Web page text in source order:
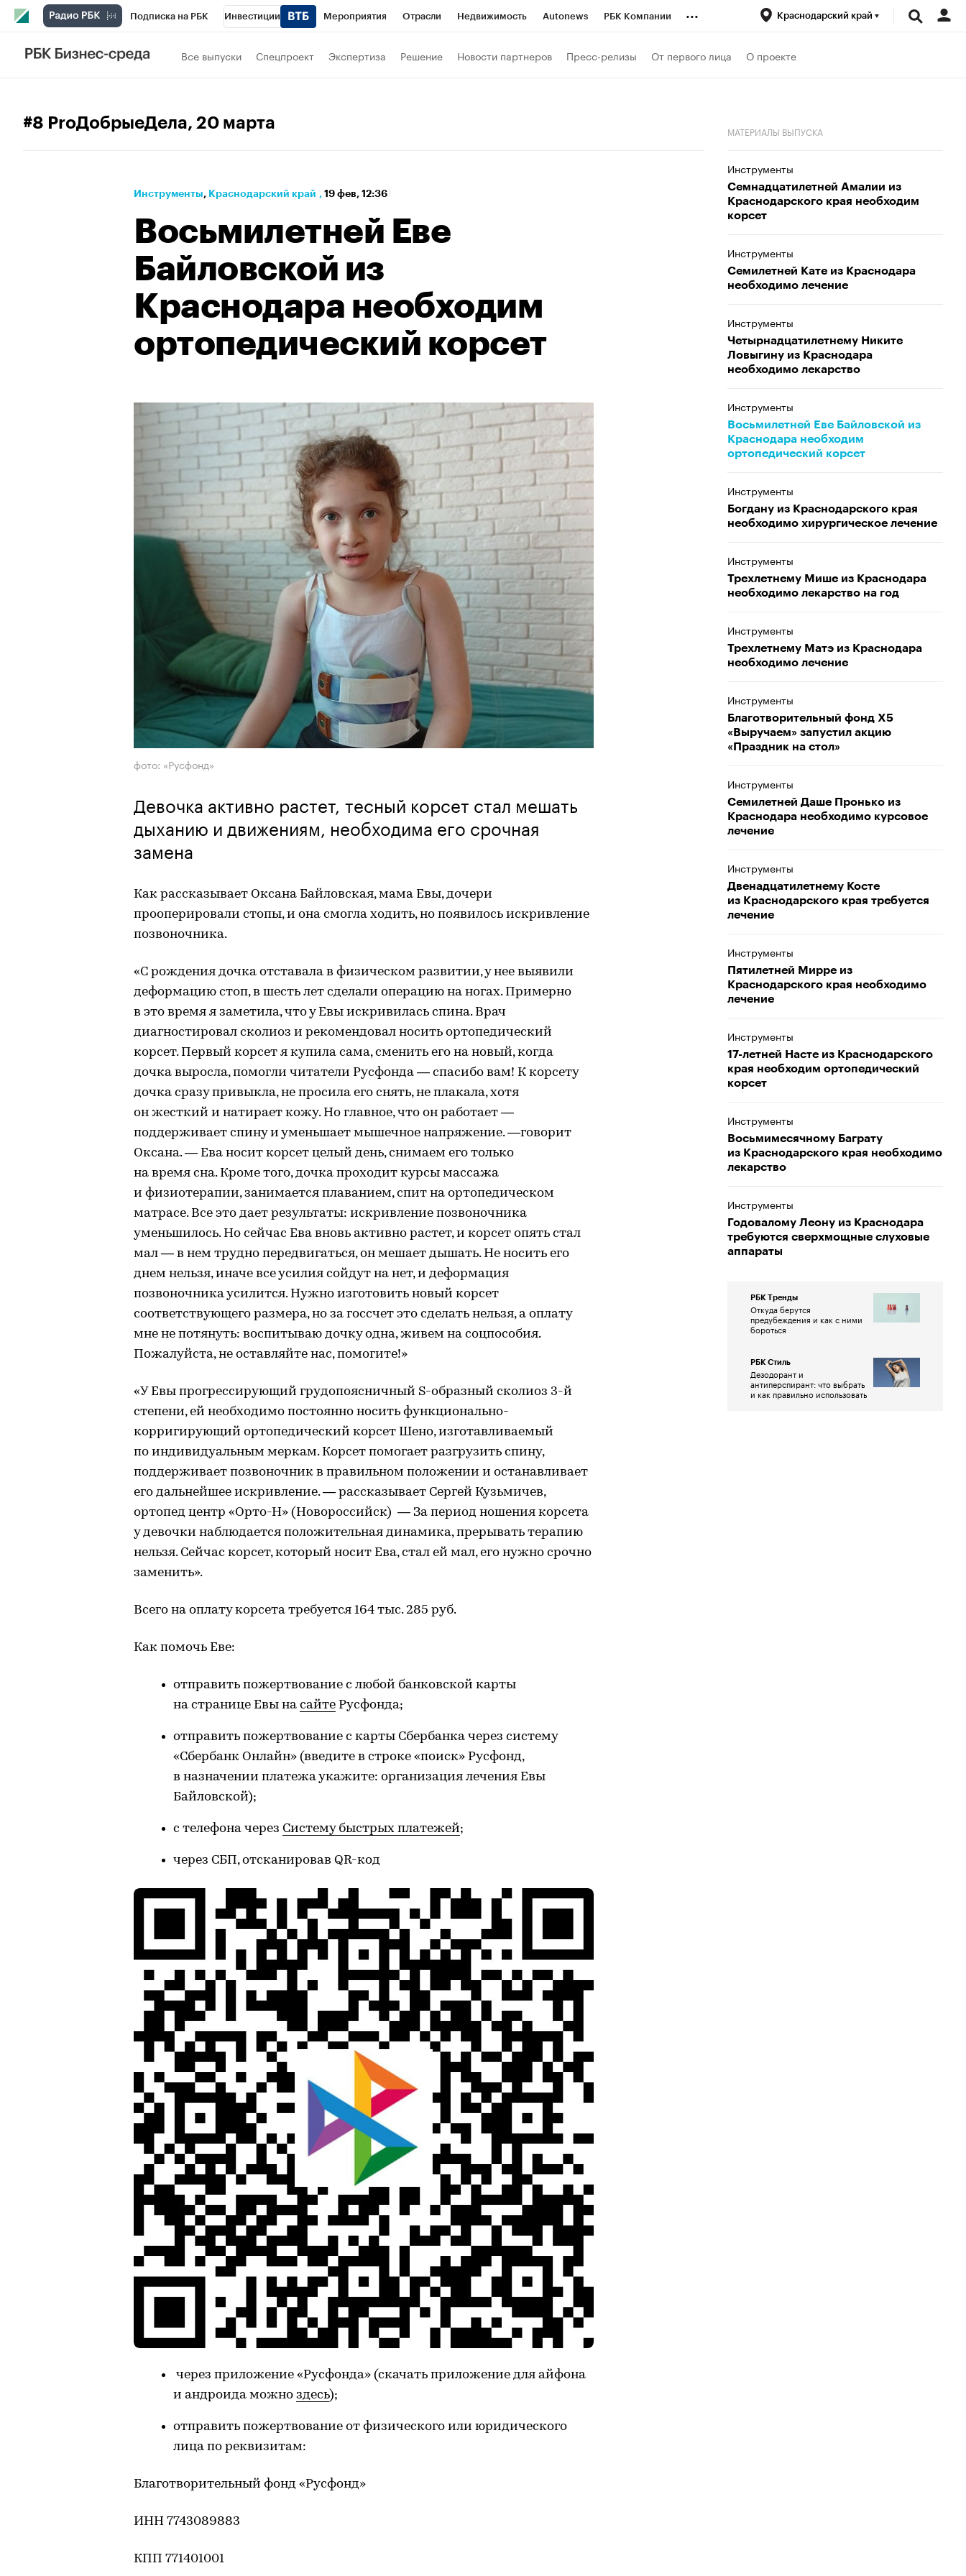
Подписка на РБК Инвестиции Мероприятия Отрасли Недвижимость Autonews РБК Компании
Телеканал
... Краснодарский край
Все выпуски Спецпроект Экспертиза Решение Новости партнеров Пресс-релизы От первого лица О проекте
#8 ProДобрыеДела, 20 марта
Инструменты⁠, Краснодарский край , 19 фев, 12:36
Восьмилетней Еве
Байловской из
Краснодара необходим
ортопедический корсет
фото: «Русфонд»
Девочка активно растет, тесный корсет стал мешать
дыханию и движениям, необходима его срочная
замена
Как рассказывает Оксана Байловская, мама Евы, дочери
прооперировали стопы, и она смогла ходить, но появилось искривление
позвоночника.
«С рождения дочка отставала в физическом развитии, у нее выявили
деформацию стоп, в шесть лет сделали операцию на ногах. Примерно
в это время я заметила, что у Евы искривилась спина. Врач
диагностировал сколиоз и рекомендовал носить ортопедический
корсет. Первый корсет я купила сама, сменить его на новый, когда
дочка выросла, помогли читатели Русфонда — спасибо вам! К корсету
дочка сразу привыкла, не просила его снять, не плакала, хотя
он жесткий и натирает кожу. Но главное, что он работает —
поддерживает спину и уменьшает мышечное напряжение. —говорит
Оксана. — Ева носит корсет целый день, снимаем его только
на время сна. Кроме того, дочка проходит курсы массажа
и физиотерапии, занимается плаванием, спит на ортопедическом
матрасе. Все это дает результаты: искривление позвоночника
уменьшилось. Но сейчас Ева вновь активно растет, и корсет опять стал
мал — в нем трудно передвигаться, он мешает дышать. Не носить его
днем нельзя, иначе все усилия сойдут на нет, и деформация
позвоночника усилится. Нужно изготовить новый корсет
соответствующего размера, но за госсчет это сделать нельзя, а оплату
мне не потянуть: воспитываю дочку одна, живем на соцпособия.
Пожалуйста, не оставляйте нас, помогите!»
«У Евы прогрессирующий грудопоясничный S-образный сколиоз 3-й
степени, ей необходимо постоянно носить функционально-
корригирующий ортопедический корсет Шено, изготавливаемый
по индивидуальным меркам. Корсет помогает разгрузить спину,
поддерживает позвоночник в правильном положении и останавливает
его дальнейшее искривление. — рассказывает Сергей Кузьмичев,
ортопед центр «Орто-Н» (Новороссийск) — За период ношения корсета
у девочки наблюдается положительная динамика, прерывать терапию
нельзя. Сейчас корсет, который носит Ева, стал ей мал, его нужно срочно
заменить».
Всего на оплату корсета требуется 164 тыс. 285 руб.
Как помочь Еве:
отправить пожертвование с любой банковской карты
на странице Евы на сайте Русфонда;
отправить пожертвование с карты Сбербанка через систему
«Сбербанк Онлайн» (введите в строке «поиск» Русфонд,
в назначении платежа укажите: организация лечения Евы
Байловской);
с телефона через Систему быстрых платежей;
через СБП, отсканировав QR-код
через приложение «Русфонда» (скачать приложение для айфона
и андроида можно здесь);
отправить пожертвование от физического или юридического
лица по реквизитам:
Благотворительный фонд «Русфонд»
ИНН 7743089883
КПП 771401001
МАТЕРИАЛЫ ВЫПУСКА
Инструменты
Семнадцатилетней Амалии из
Краснодарского края необходим
корсет
Инструменты
Семилетней Кате из Краснодара
необходимо лечение
Инструменты
Четырнадцатилетнему Никите
Ловыгину из Краснодара
необходимо лекарство
Инструменты
Восьмилетней Еве Байловской из
Краснодара необходим
ортопедический корсет
Инструменты
Богдану из Краснодарского края
необходимо хирургическое лечение
Инструменты
Трехлетнему Мише из Краснодара
необходимо лекарство на год
Инструменты
Трехлетнему Матэ из Краснодара
необходимо лечение
Инструменты
Благотворительный фонд Х5
«Выручаем» запустил акцию
«Праздник на стол»
Инструменты
Семилетней Даше Пронько из
Краснодара необходимо курсовое
лечение
Инструменты
Двенадцатилетнему Косте
из Краснодарского края требуется
лечение
Инструменты
Пятилетней Мирре из
Краснодарского края необходимо
лечение
Инструменты
17-летней Насте из Краснодарского
края необходим ортопедический
корсет
Инструменты
Восьмимесячному Баграту
из Краснодарского края необходимо
лекарство
Инструменты
Годовалому Леону из Краснодара
требуются сверхмощные слуховые
аппараты
РБК Тренды
Откуда берутся
предубеждения и как с ними
бороться
РБК Стиль
Дезодорант и
антиперспирант: что выбрать
и как правильно использовать